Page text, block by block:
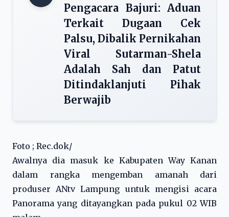
Pengacara Bajuri: Aduan
Terkait Dugaan Cek
Palsu, Dibalik Pernikahan
Viral Sutarman-Shela
Adalah Sah dan Patut
Ditindaklanjuti Pihak
Berwajib
Foto ; Rec.dok/
Awalnya dia masuk ke Kabupaten Way Kanan
dalam rangka mengemban amanah dari
produser ANtv Lampung untuk mengisi acara
Panorama yang ditayangkan pada pukul 02 WIB